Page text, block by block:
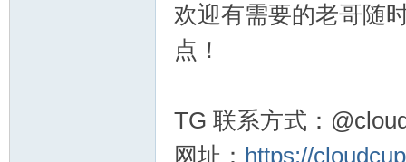
欢迎有需要的老哥随
点！
TG 联系方式：
网址： https://